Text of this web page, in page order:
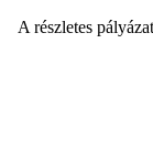
A részletes